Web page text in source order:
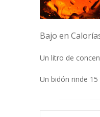
Bajo en
Un litro de
Un bidón rinde